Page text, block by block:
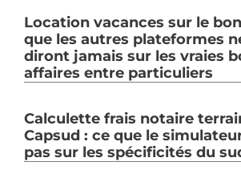
Location vacances sur le
que les autres plateformes
diront jamais sur les vraies
affaires entre particuliers
Calculette frais notaire
Capsud : ce que le
pas sur les spécificités du